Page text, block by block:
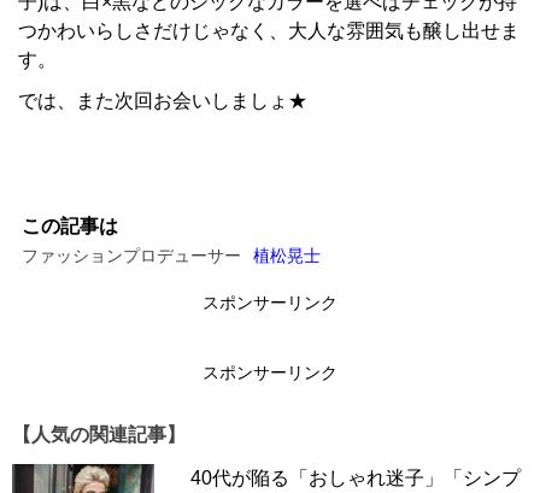
つかわいらしさだけじゃなく、大人な雰囲気も醸し出せま
す。
では、また次回お会いしましょ★
この記事は
ファッションプロデューサー 植松晃士
スポンサーリンク
スポンサーリンク
【人気の関連記事】
40代が陥る「おしゃれ迷子」「シンプ